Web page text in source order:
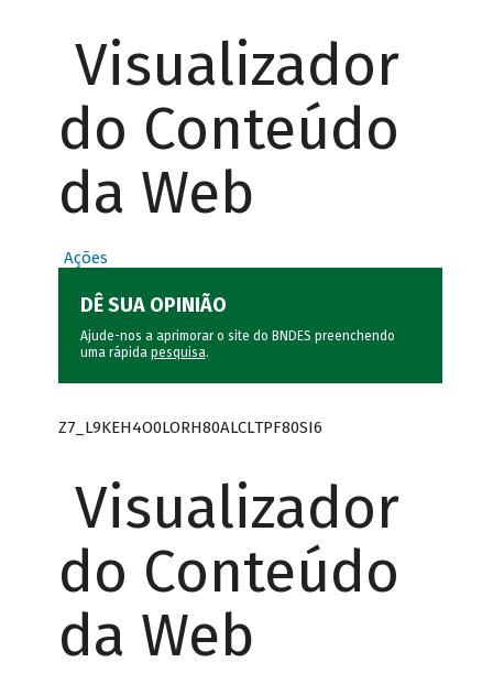
Visualizador
do Conteúdo
da Web
Ações
DÊ SUA OPINIÃO
Ajude-nos a aprimorar o site do BNDES preenchendo
uma rápida pesquisa.
Z7_L9KEH4O0LORH80ALCLTPF80SI6
Visualizador
do Conteúdo
da Web